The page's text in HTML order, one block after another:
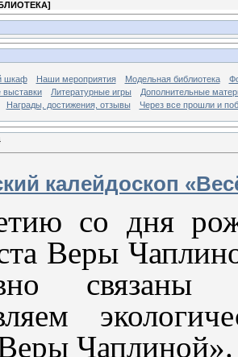
]
шкаф Наши мероприятия Модельная библиотека
выставки
Литературные игры
Дополнительные
Награды, достижения, отзывы
Через все прошли и
калейдоскоп
со дня
Веры
Чаплиной».